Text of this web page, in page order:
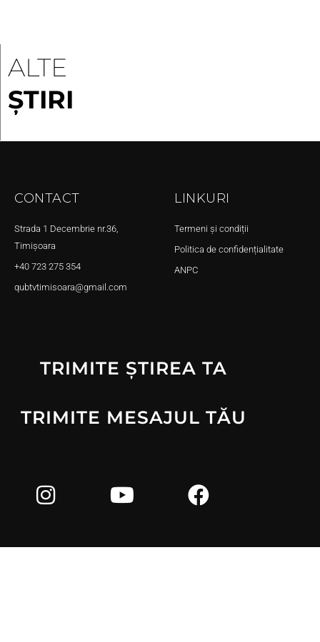
ALTE
ȘTIRI
CONTACT
Strada 1 Decembrie nr.36,
Timișoara
+40 723 275 354
qubtvtimisoara@gmail.com
LINKURI
Termeni și condiții
Politica de confidențialitate
ANPC
TRIMITE ȘTIREA TA
TRIMITE MESAJUL TĂU